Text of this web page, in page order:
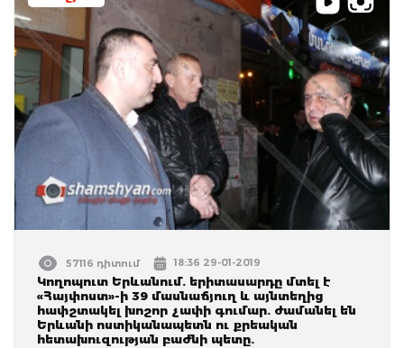
57116 դիտում 18:36 29-01-2019
Կողոպուտ Երևանում. երիտասարդը մտել է
«Հայփոստ»-ի 39 մասնաճյուղ և այնտեղից
հափշտակել խոշոր չափի գումար. ժամանել են
Երևանի ոստիկանապետն ու քրեական
հետախուզության բաժնի պետը.